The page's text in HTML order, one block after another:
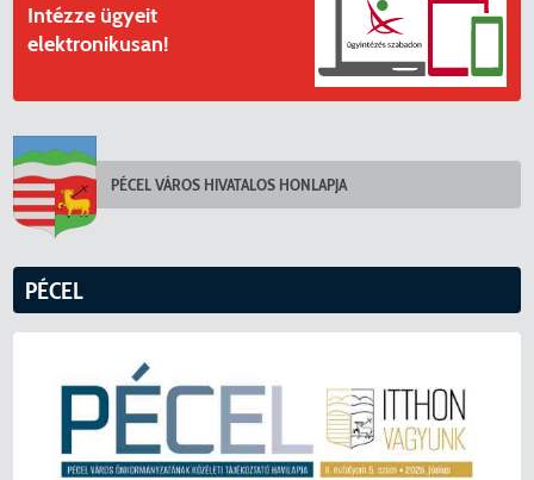
Intézze ügyeit
elektronikusan!
PÉCEL VÁROS HIVATALOS HONLAPJA
PÉCEL